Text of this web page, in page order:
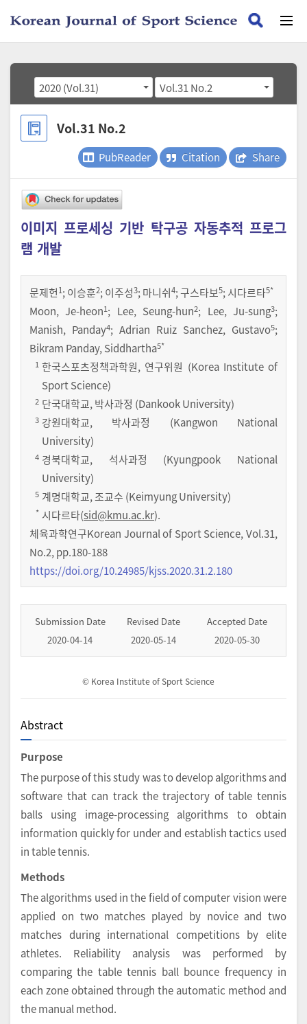
2020 (Vol.31) Vol.31 No.2
Vol.31 No.2
PubReader Citation Share
이미지 프로세싱 기반 탁구공 자동추적 프로그
램 개발
문제헌1;이승훈2;이주성3;마니쉬4;구스타보5;시다르타5*
Moon, Je-heon1; Lee, Seung-hun2; Lee, Ju-sung3;
Manish, Panday4; Adrian Ruiz Sanchez, Gustavo5;
Bikram Panday, Siddhartha5*
1 한국스포츠정책과학원, 연구위원 (Korea Institute of
Sport Science)
2 단국대학교, 박사과정 (Dankook University)
3 강원대학교, 박사과정 (Kangwon National
University)
4 경북대학교, 석사과정 (Kyungpook National
University)
5 계명대학교, 조교수 (Keimyung University)
* 시다르타(sid@kmu.ac.kr).
체육과학연구Korean Journal of Sport Science,Vol.31,
No.2,pp.180-188
https://doi.org/10.24985/kjss.2020.31.2.180
Submission Date
2020-04-14
Revised Date
2020-05-14
Accepted Date
2020-05-30
© Korea Institute of Sport Science
Abstract
Purpose
The purpose of this study was to develop algorithms and
software that can track the trajectory of table tennis
balls using image-processing algorithms to obtain
information quickly for under and establish tactics used
in table tennis.
Methods
The algorithms used in the field of computer vision were
applied on two matches played by novice and two
matches during international competitions by elite
athletes. Reliability analysis was performed by
comparing the table tennis ball bounce frequency in
each zone obtained through the automatic method and
the manual method.